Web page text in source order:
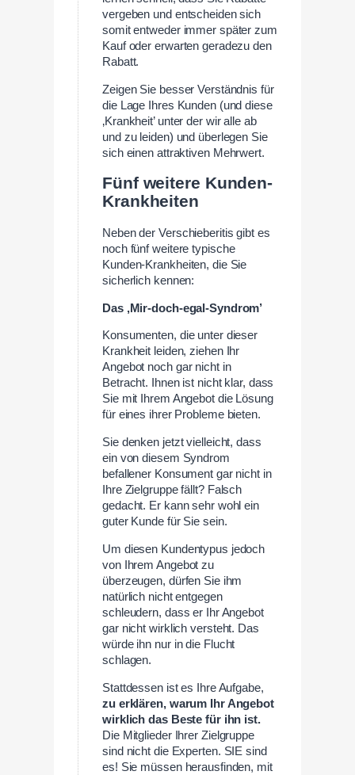
vergeben und entscheiden sich
somit entweder immer später zum
Kauf oder erwarten geradezu den
Rabatt.
Zeigen Sie besser Verständnis für
die Lage Ihres Kunden (und diese
‚Krankheit’ unter der wir alle ab
und zu leiden) und überlegen Sie
sich einen attraktiven Mehrwert.
Fünf weitere Kunden-
Krankheiten
Neben der Verschieberitis gibt es
noch fünf weitere typische
Kunden-Krankheiten, die Sie
sicherlich kennen:
Das ‚Mir-doch-egal-Syndrom’
Konsumenten, die unter dieser
Krankheit leiden, ziehen Ihr
Angebot noch gar nicht in
Betracht. Ihnen ist nicht klar, dass
Sie mit Ihrem Angebot die Lösung
für eines ihrer Probleme bieten.
Sie denken jetzt vielleicht, dass
ein von diesem Syndrom
befallener Konsument gar nicht in
Ihre Zielgruppe fällt? Falsch
gedacht. Er kann sehr wohl ein
guter Kunde für Sie sein.
Um diesen Kundentypus jedoch
von Ihrem Angebot zu
überzeugen, dürfen Sie ihm
natürlich nicht entgegen
schleudern, dass er Ihr Angebot
gar nicht wirklich versteht. Das
würde ihn nur in die Flucht
schlagen.
Stattdessen ist es Ihre Aufgabe,
zu erklären, warum Ihr Angebot
wirklich das Beste für ihn ist.
Die Mitglieder Ihrer Zielgruppe
sind nicht die Experten. SIE sind
es! Sie müssen herausfinden, mit